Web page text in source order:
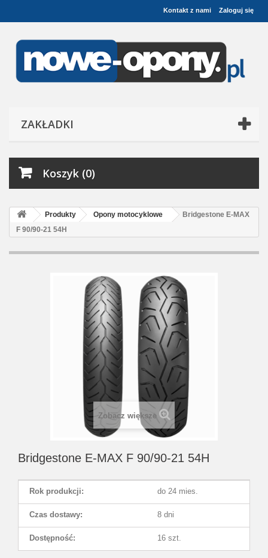
Zaloguj się
Kontakt z nami
ZAKŁADKI
Koszyk (0)
Produkty Opony motocyklowe
Bridgestone E-MAX
F 90/90-21 54H
Zobacz większe
Bridgestone E-MAX F 90/90-21 54H
Rok produkcji: do 24 mies.
Czas dostawy: 8 dni
Dostępność: 16 szt.